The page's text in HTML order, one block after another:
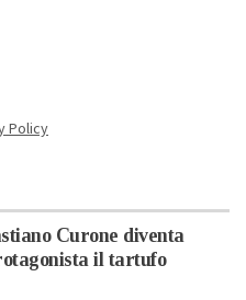
Policy
Curone diventa
il tartufo